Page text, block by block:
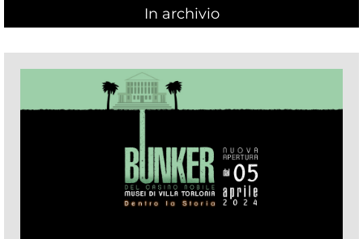
In archivio